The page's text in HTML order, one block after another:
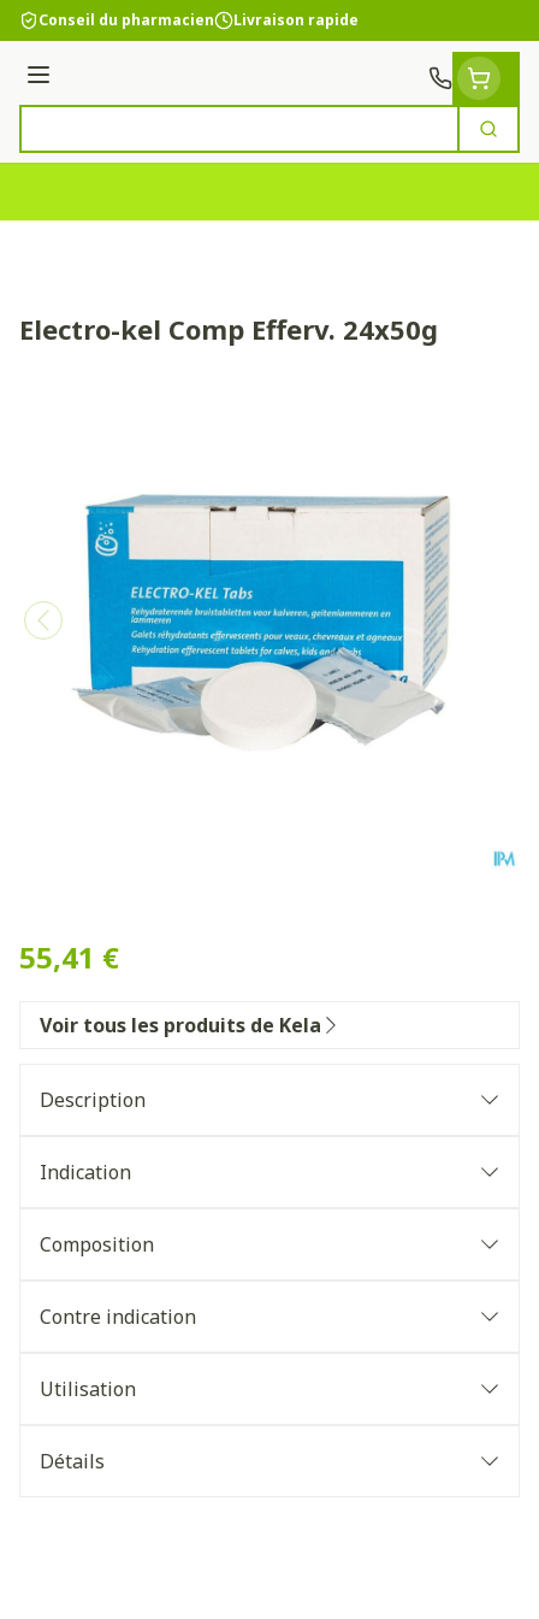
Aller au contenu
Conseil du pharmacien Livraison rapide
Menu
Electro-kel Comp Efferv. 24x50g
55,41 €
Voir tous les produits de Kela
Description
Indication
Composition
Contre indication
Utilisation
Détails